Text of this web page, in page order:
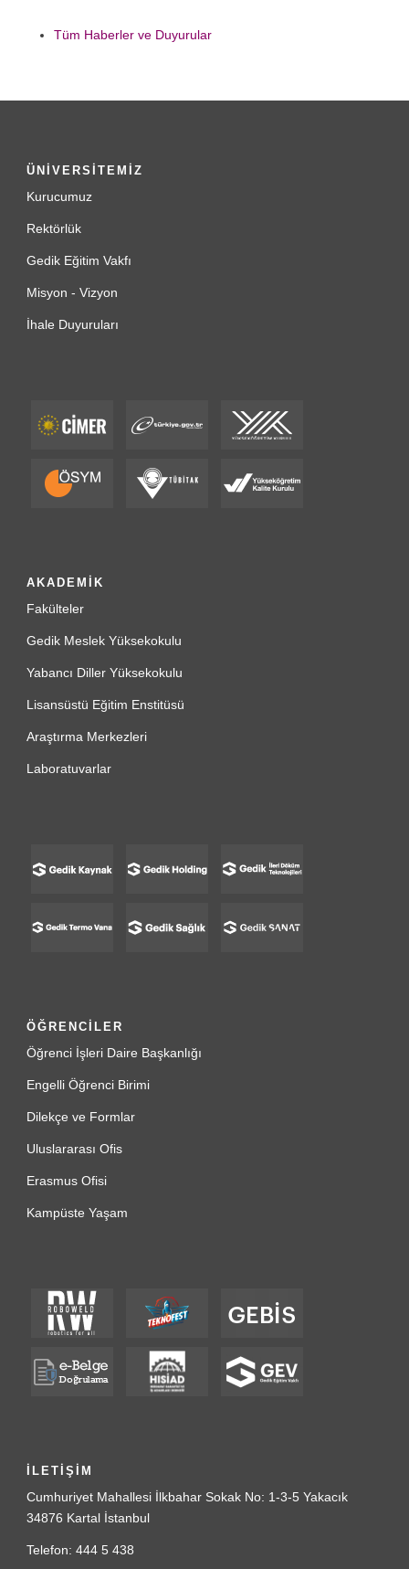
Tüm Haberler ve Duyurular
ÜNİVERSİTEMİZ
Kurucumuz
Rektörlük
Gedik Eğitim Vakfı
Misyon - Vizyon
İhale Duyuruları
AKADEMİK
Fakülteler
Gedik Meslek Yüksekokulu
Yabancı Diller Yüksekokulu
Lisansüstü Eğitim Enstitüsü
Araştırma Merkezleri
Laboratuvarlar
ÖĞRENCİLER
Öğrenci İşleri Daire Başkanlığı
Engelli Öğrenci Birimi
Dilekçe ve Formlar
Uluslararası Ofis
Erasmus Ofisi
Kampüste Yaşam
İLETİŞİM
Cumhuriyet Mahallesi İlkbahar Sokak No: 1-3-5 Yakacık
34876 Kartal İstanbul
Telefon: 444 5 438